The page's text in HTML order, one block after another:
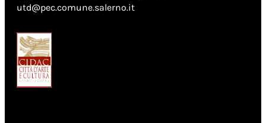
utd@pec.comune.salerno.it